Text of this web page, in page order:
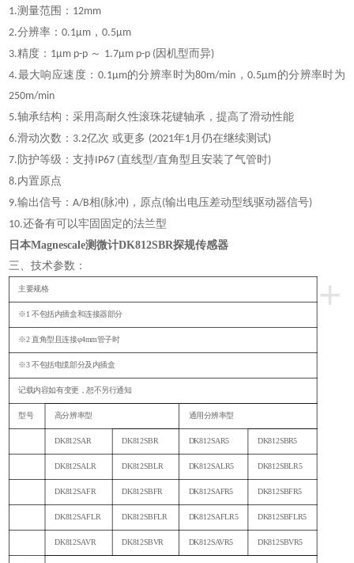
1.测量范围： 12mm
2.分辨率：0.1µm ，0.5µm
3.精度： 1µm p-p ～ 1.7µm p-p (因机型而异)
4.最大响应速度： 0.1µm的分辨率时为80m/min ，0.5µm的分辨率时为
250m/min
5.轴承结构：采用高耐久性滚珠花键轴承，提高了滑动性能
6.滑动次数： 3.2亿次 或更多 (2021年1月仍在继续测试)
7. 防护等级：支持IP67 (直线型/直角型且安装了气管时)
8.内置原点
9.输出信号：A/B相 (脉冲) ，原点(输出电压差动型线驱动器信号)
10.还备有可以牢固固定的法兰型
日本Magnescale测微计DK812SBR探规传感器
三、技术参数：
+
主要规格
※1 不包括内插盒和连接器部分
※2 直角型且连接φ4mm管子时
※3 不包括电缆部分及内插盒
记载内容如有变更，恕不另行通知
型号 高分辨率型 通用分辨率型
DK812SAR DK812SBR DK812SAR5 DK812SBR5
DK812SALR DK812SBLR DK812SALR5 DK812SBLR5
DK812SAFR DK812SBFR DK812SAFR5 DK812SBFR5
DK812SAFLR DK812SBFLR DK812SAFLR5 DK812SBFLR5
DK812SAVR DK812SBVR DK812SAVR5 DK812SBVR5